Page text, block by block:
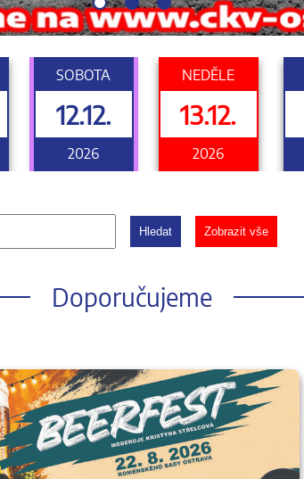
SOBOTA
12.12.
2026
NEDĚLE
13.12.
2026
Hledat Zobrazit vše
Doporučujeme